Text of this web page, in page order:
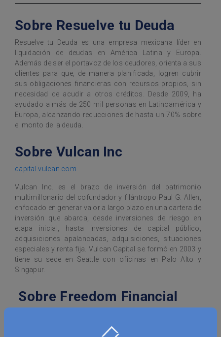
Sobre Resuelve tu Deuda
Resuelve tu Deuda es una empresa mexicana líder en
liquidación de deudas en América Latina y Europa.
Además de ser el portavoz de los deudores, orienta a sus
clientes para que, de manera planificada, logren cubrir
sus obligaciones financieras con recursos propios, sin
necesidad de acudir a otros créditos. Desde 2009, ha
ayudado a más de 250 mil personas en Latinoamérica y
Europa, alcanzando reducciones de hasta un 70% sobre
el monto de la deuda.
Sobre Vulcan Inc
capital.vulcan.com
Vulcan Inc. es el brazo de inversión del patrimonio
multimillonario del cofundador y filántropo Paul G. Allen,
enfocado en generar valor a largo plazo en una cartera de
inversión que abarca, desde inversiones de riesgo en
etapa inicial, hasta inversiones de capital público,
adquisiciones apalancadas, adquisiciones, situaciones
especiales y renta fija. Vulcan Capital se formó en 2003 y
tiene su sede en Seattle con oficinas en Palo Alto y
Singapur.
Sobre Freedom Financial
Freedom Financial Network, que provee un conjunto de